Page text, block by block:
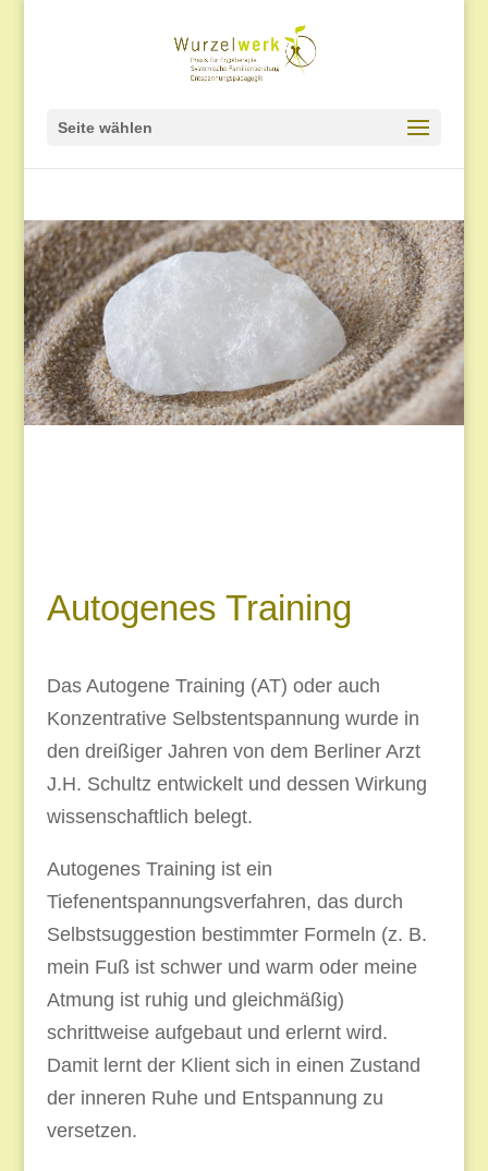
Seite wählen
Autogenes Training
Das Autogene Training (AT) oder auch
Konzentrative Selbstentspannung wurde in
den dreißiger Jahren von dem Berliner Arzt
J.H. Schultz entwickelt und dessen Wirkung
wissenschaftlich belegt.
Autogenes Training ist ein
Tiefenentspannungsverfahren, das durch
Selbstsuggestion bestimmter Formeln (z. B.
mein Fuß ist schwer und warm oder meine
Atmung ist ruhig und gleichmäßig)
schrittweise aufgebaut und erlernt wird.
Damit lernt der Klient sich in einen Zustand
der inneren Ruhe und Entspannung zu
versetzen.